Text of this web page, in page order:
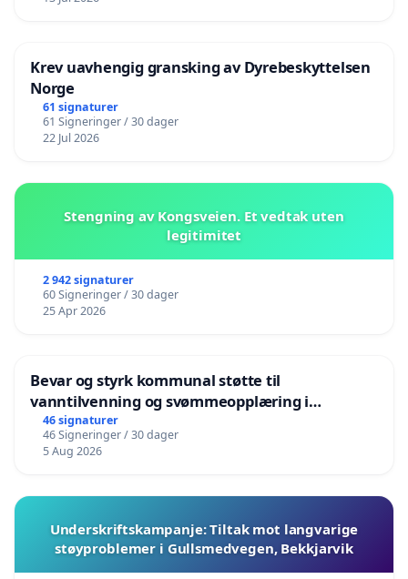
Krev uavhengig gransking av Dyrebeskyttelsen
Norge
61 signaturer
61 Signeringer / 30 dager
22 Jul 2026
Stengning av Kongsveien. Et vedtak uten
legitimitet
2 942 signaturer
60 Signeringer / 30 dager
25 Apr 2026
Bevar og styrk kommunal støtte til
vanntilvenning og svømmeopplæring i
barnehagene i Haugesund
46 signaturer
46 Signeringer / 30 dager
5 Aug 2026
Underskriftskampanje: Tiltak mot langvarige
støyproblemer i Gullsmedvegen, Bekkjarvik